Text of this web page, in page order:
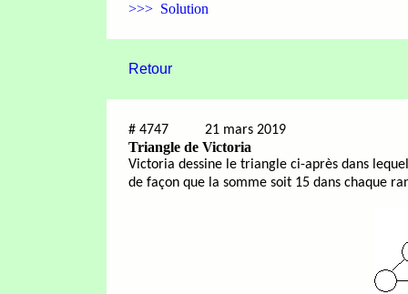
>>> Solution
Retour
# 4747 21 mars 2019
Triangle de Victoria
Victoria dessine le triangle ci-après dans
de façon que la somme soit 15 dans chaque